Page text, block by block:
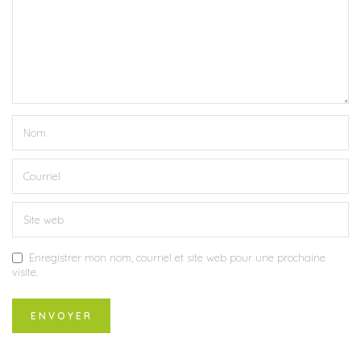
Enregistrer mon nom, courriel et site web pour une prochaine
visite.